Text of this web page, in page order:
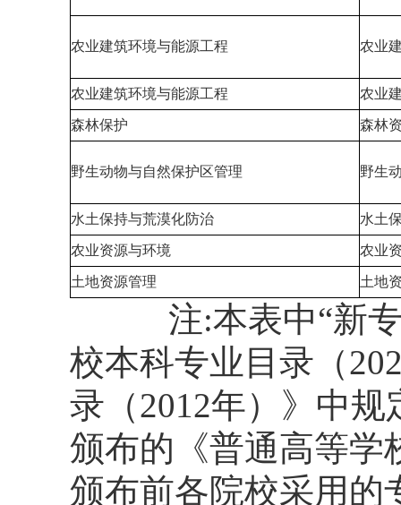
农业建筑环境与能源工程 农业
农业建筑环境与能源工程 农业
森林保护 森林
野生动物与自然保护区管理 野生
水土保持与荒漠化防治 水土
农业资源与环境 农业
土地资源管理 土地
注:本表中“新专业
校本科专业目录（
录（2012年）》中
颁布的《普通高等学
颁布前各院校采用的